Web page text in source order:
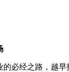
的必经之路，越